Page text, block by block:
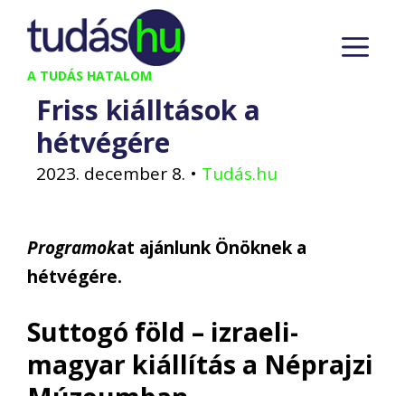
Kilépés
tartalomba
A TUDÁS HATALOM
Friss kiálltások a
hétvégére
2023. december 8. • Tudás.hu
Programokat ajánlunk Önöknek a
hétvégére.
Suttogó föld – izraeli-
magyar kiállítás a Néprajzi